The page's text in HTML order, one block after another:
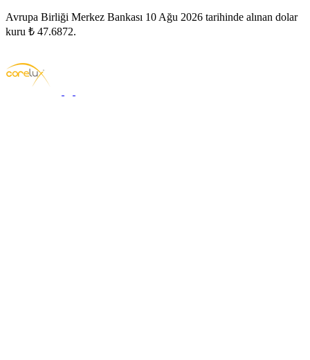
Avrupa Birliği Merkez Bankası 10 Ağu 2026 tarihinde alınan dolar
kuru ₺ 47.6872.